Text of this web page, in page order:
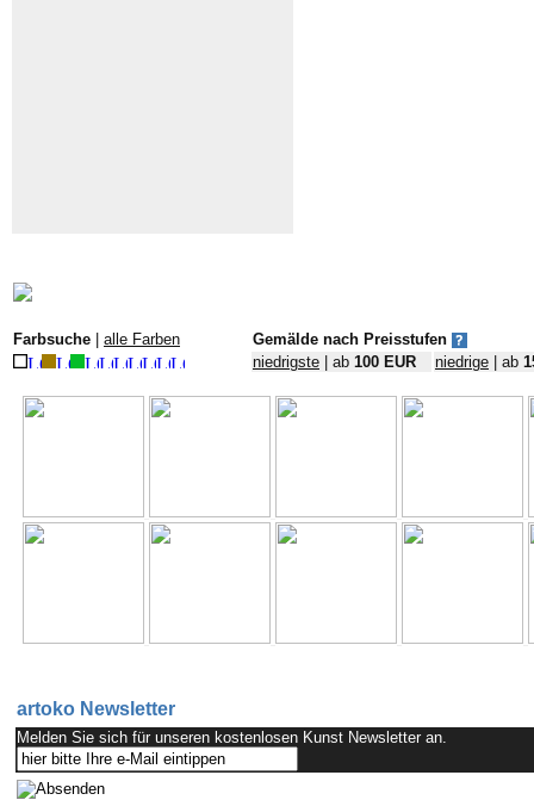
Farbsuche alle Farben
Gemälde nach Preisstufen
niedrigste | ab 100 EUR niedrige | ab
artoko Newsletter
Melden Sie sich für unseren kostenlosen Kunst Newsletter an.